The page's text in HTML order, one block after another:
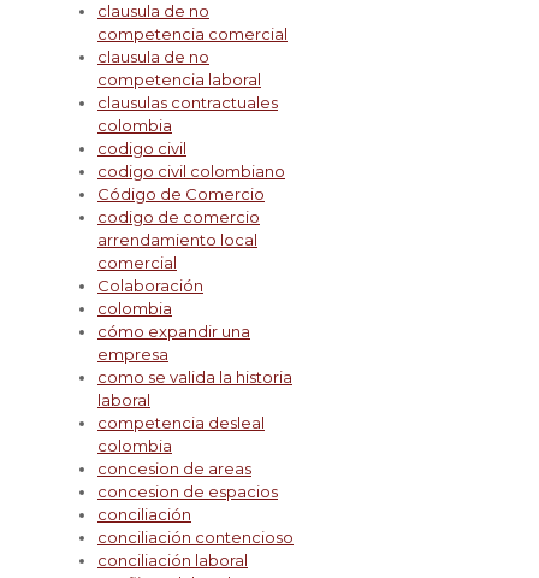
clausula de no
competencia comercial
clausula de no
competencia laboral
clausulas contractuales
colombia
codigo civil
codigo civil colombiano
Código de Comercio
codigo de comercio
arrendamiento local
comercial
Colaboración
colombia
cómo expandir una
empresa
como se valida la historia
laboral
competencia desleal
colombia
concesion de areas
concesion de espacios
conciliación
conciliación contencioso
conciliación laboral